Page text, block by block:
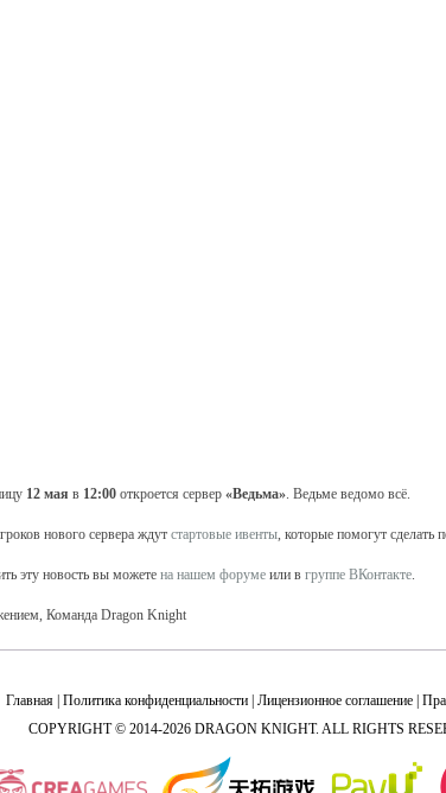
12 мая в 12:00 откроется сервер «Ведьма». Ведьме ведомо всё.
нового сервера ждут стартовые ивенты, которые помогут сделать
эту новость вы можете на нашем форуме или в группе ВКонтакте.
Команда Dragon Knight
Главная Политика конфиденциальности Лицензионное соглашение
COPYRIGHT © 2014-2026 DRAGON KNIGHT. ALL RIGHTS